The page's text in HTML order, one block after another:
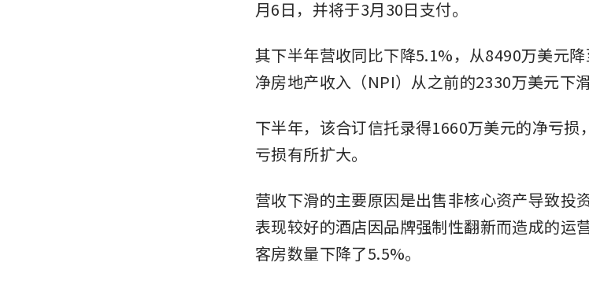
月6日，并将于3月30日支付。
其下半年营收同比下降5.1%，从8490万美元
净房地产收入（NPI）从之前的2330万美元下
下半年，该合订信托录得1660万美元的净亏
亏损有所扩大。
营收下滑的主要原因是出售非核心资产导致投
表现较好的酒店因品牌强制性翻新而造成的运
客房数量下降了5.5%。